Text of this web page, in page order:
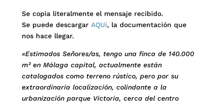
Se copia literalmente el mensaje recibido.
Se puede descargar AQUí, la documentación que
nos hace llegar.
«Estimados Señores/as, tengo una finca de 140.000
m² en Málaga capital, actualmente están
catalogados como terreno rústico, pero por su
extraordinaria localización, colindante a la
urbanización parque Victoria, cerca del centro